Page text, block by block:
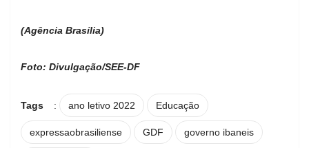
(Agência Brasília)
Foto: Divulgação/SEE-DF
Tags : ano letivo 2022 Educação
expressaobrasiliense GDF governo ibaneis